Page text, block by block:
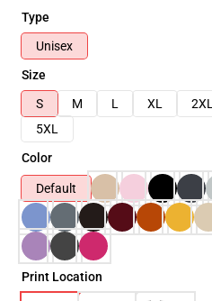
Type
Unisex
Size
S
M L XL 2XL
5XL
Color
Default
Print Location